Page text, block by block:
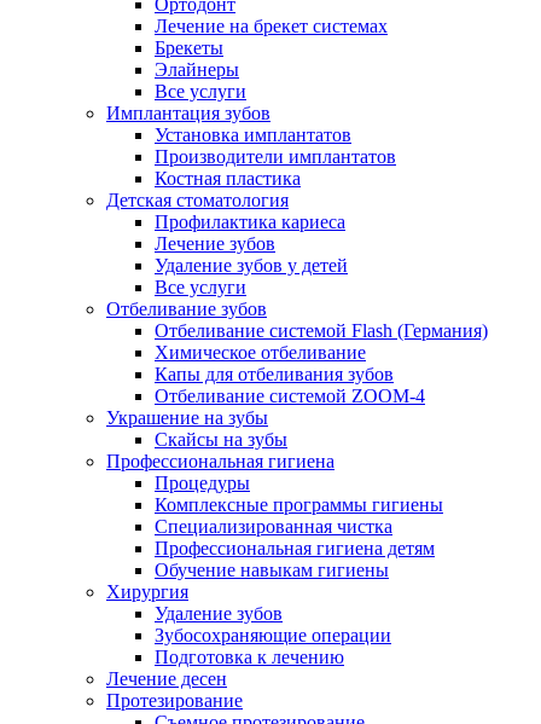
Ортодонт
Лечение на брекет системах
Брекеты
Элайнеры
Все услуги
Имплантация зубов
Установка имплантатов
Производители имплантатов
Костная пластика
Детская стоматология
Профилактика кариеса
Лечение зубов
Удаление зубов у детей
Все услуги
Отбеливание зубов
Отбеливание системой Flash (Германия)
Химическое отбеливание
Капы для отбеливания зубов
Отбеливание системой ZOOM-4
Украшение на зубы
Скайсы на зубы
Профессиональная гигиена
Процедуры
Комплексные программы гигиены
Специализированная чистка
Профессиональная гигиена детям
Обучение навыкам гигиены
Хирургия
Удаление зубов
Зубосохраняющие операции
Подготовка к лечению
Лечение десен
Протезирование